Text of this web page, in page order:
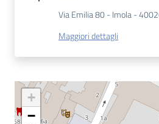
Catalogo
on line
Via Emilia 80 - Imola -
Maggiori dettagli
+
−